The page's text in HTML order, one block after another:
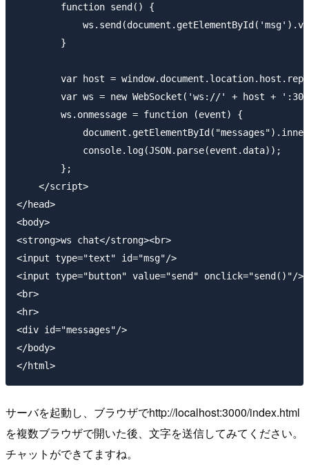
        function send() {
        }
var host =
var ws = new WebSocket('ws://' + host +
        ws.onmessage = function (event) {
            console.log(JSON.parse(event.data));
        };
    </script>
</head>
<body>
<strong>ws chat</strong><br>
<input type="text" id="msg"/>
<input type="button" value="send" onclick="send()"/>
<br>
<hr>
<div id="messages"/>
</body>
サーバを起動し、ブラウザでhttp://localhost:3000/index.html
を複数ブラウザで開いた後、文字を送信してみてください。
チャットができてますね。